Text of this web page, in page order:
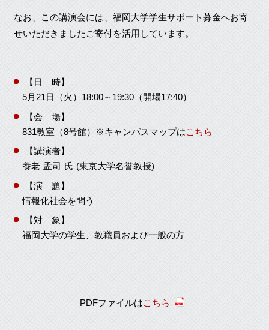
なお、この講演会には、福岡大学学生サポート募金へお寄
せいただきましたご寄付を活用しています。
【日 時】
5月21日（火）18:00～19:30（開場17:40）
【会 場】
831教室（8号館）※キャンパスマップは こちら
【講演者】
養老 孟司 氏 (東京大学名誉教授)
【演 題】
情報化社会を問う
【対 象】
福岡大学の学生、教職員および一般の方
PDFファイルは こちら